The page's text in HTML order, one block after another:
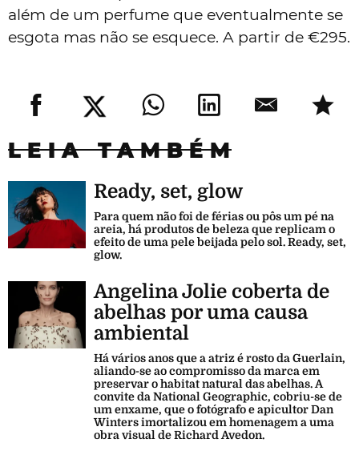
além de um perfume que eventualmente se
esgota mas não se esquece. A partir de €295.
LEIA TAMBÉM
Ready, set, glow
Para quem não foi de férias ou pôs um pé na
areia, há produtos de beleza que replicam o
efeito de uma pele beijada pelo sol. Ready, set,
glow.
Angelina Jolie coberta de
abelhas por uma causa
ambiental
Há vários anos que a atriz é rosto da Guerlain,
aliando-se ao compromisso da marca em
preservar o habitat natural das abelhas. A
convite da National Geographic, cobriu-se de
um enxame, que o fotógrafo e apicultor Dan
Winters imortalizou em homenagem a uma
obra visual de Richard Avedon.